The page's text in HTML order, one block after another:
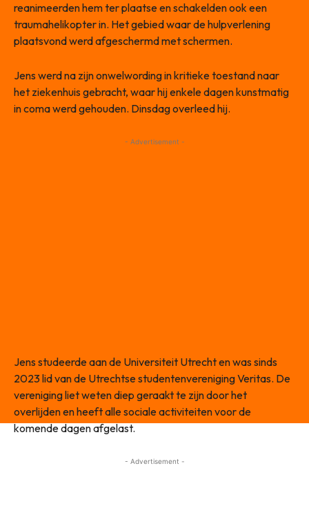
reanimeerden hem ter plaatse en schakelden ook een
traumahelikopter in. Het gebied waar de hulpverlening
plaatsvond werd afgeschermd met schermen.
Jens werd na zijn onwelwording in kritieke toestand naar
het ziekenhuis gebracht, waar hij enkele dagen kunstmatig
in coma werd gehouden. Dinsdag overleed hij.
- Advertisement -
Jens studeerde aan de Universiteit Utrecht en was sinds
2023 lid van de Utrechtse studentenvereniging Veritas. De
vereniging liet weten diep geraakt te zijn door het
overlijden en heeft alle sociale activiteiten voor de
komende dagen afgelast.
- Advertisement -